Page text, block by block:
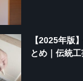
【2025年版
とめ｜伝統